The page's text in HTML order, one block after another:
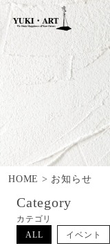
HOME > お知らせ
Category
カテゴリ
ALL
イベント